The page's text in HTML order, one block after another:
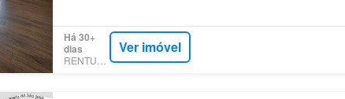
Há 30+
dias
Ver imóvel